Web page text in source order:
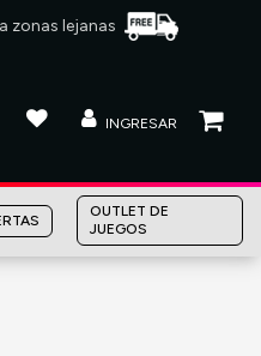
zonas lejanas
INGRESAR
OUTLET DE
JUEGOS